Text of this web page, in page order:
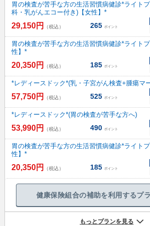
胃の検査が苦手な方の生活習慣病健診*ライト
科・乳がんエコー付き)【女性】*
29,150円 （税込） 265 ポイント
胃の検査が苦手な方の生活習慣病健診*ライト
性】*
20,350円 （税込） 185 ポイント
*レディースドック*(乳・子宮がん検査+腫瘍マ
57,750円 （税込） 525 ポイント
*レディースドック*(胃の検査が苦手な方へ)
53,990円 （税込） 490 ポイント
胃の検査が苦手な方の生活習慣病健診*ライト
性】*
20,350円 （税込） 185 ポイント
健康保険組合の補助を利用するプ
もっとプランを見る